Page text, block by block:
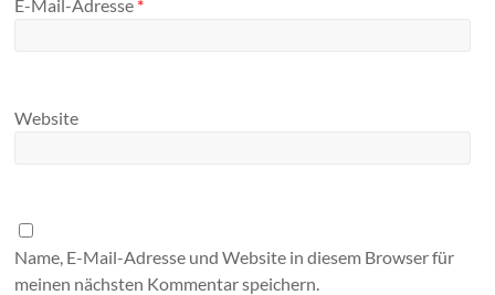
E-Mail-Adresse *
Website
Name, E-Mail-Adresse und Website in diesem Browser für
meinen nächsten Kommentar speichern.